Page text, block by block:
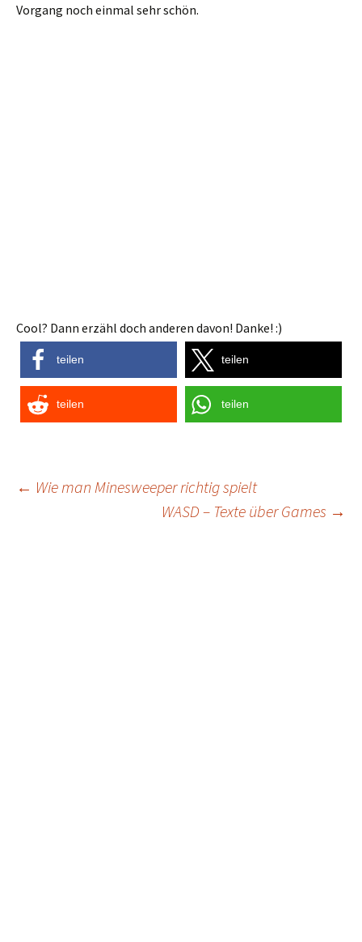
Vorgang noch einmal sehr schön.
Cool? Dann erzähl doch anderen davon! Danke! :)
teilen teilen
teilen teilen
Post
← Wie man Minesweeper richtig spielt
WASD – Texte über Games →